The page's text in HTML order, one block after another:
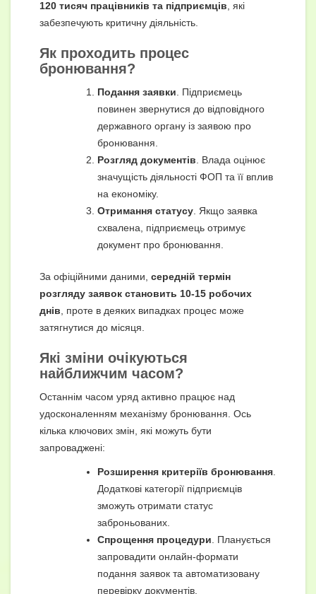
120 тисяч працівників та підприємців , які
забезпечують критичну діяльність.
Як проходить процес
бронювання?
Подання заявки . Підприємець
повинен звернутися до відповідного
державного органу із заявою про
бронювання.
Розгляд документів . Влада оцінює
значущість діяльності ФОП та її вплив
на економіку.
Отримання статусу . Якщо заявка
схвалена, підприємець отримує
документ про бронювання.
За офіційними даними, середній термін
розгляду заявок становить 10-15 робочих
днів , проте в деяких випадках процес може
затягнутися до місяця.
Які зміни очікуються
найближчим часом?
Останнім часом уряд активно працює над
удосконаленням механізму бронювання. Ось
кілька ключових змін, які можуть бути
запроваджені:
Розширення критеріїв бронювання
Додаткові категорії підприємців
зможуть отримати статус
заброньованих.
Спрощення процедури . Планується
запровадити онлайн-формати
подання заявок та автоматизовану
перевірку документів.